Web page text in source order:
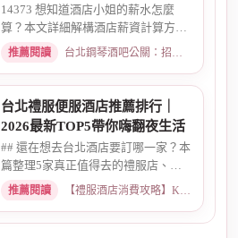
｜2026最新
14373 想知道酒店小姐的薪水怎麼
算？本文詳細解構酒店薪資計算方
式，從「坐檯節數」的基本概念、...
推薦閱讀 台北鋼琴酒吧公關：招募條件與工作環境介紹 · 2026-03-09
台北禮服便服酒店推薦排行｜
2026最新TOP5帶你嗨翻夜生活
## 還在想去台北酒店要訂哪一家？本
篇整理5家真正值得去的禮服店、便
服店，從氣氛、小姐素質、消...
推薦閱讀 【禮服酒店消費攻略】KTV喝酒娛樂、價格試算 · 2026-05-08